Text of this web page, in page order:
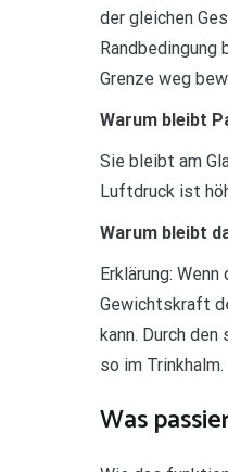
der gleichen
Grenze weg
Warum bleibt
Sie bleibt am
Luftdruck ist
Warum bleibt
Erklärung:
Gewichtskraft
kann. Durch
so im Trinkhalm.
Was